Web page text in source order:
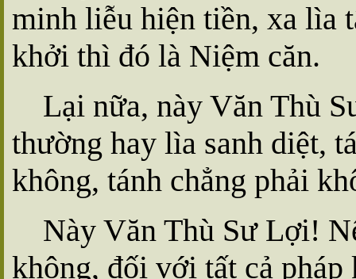
minh liễu hiện tiền, xa lìa
khởi thì đó là Niệm căn.
Lại nữa, này Văn Thù
thường hay lìa sanh diệt,
không, tánh chẳng phải
Này Văn Thù Sư Lợi!
không, đối với tất cả pháp